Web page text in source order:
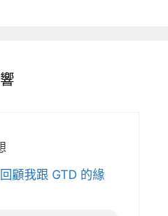
回顧我跟 GTD 的緣